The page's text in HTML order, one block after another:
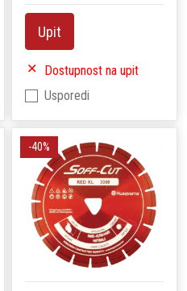
Upit
Dostupnost na upit
Usporedi
-40%